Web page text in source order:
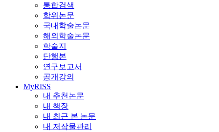
통합검색
학위논문
국내학술논문
해외학술논문
학술지
단행본
연구보고서
공개강의
MyRISS
내 추천논문
내 책장
내 최근 본 논문
내 저작물관리